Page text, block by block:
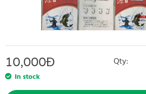
10,000Đ
In stock
Qty: